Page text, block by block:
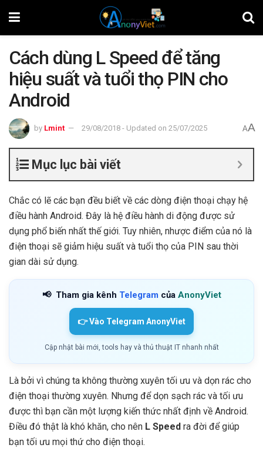
Cách dùng L Speed để tăng
hiệu suất và tuổi thọ PIN cho
Android
by Lmint 29/08/2018 - Updated on 25/07/2025 AA
Mục lục bài viết
Chắc có lẽ các bạn đều biết về các dòng điện thoại chạy hệ
điều hành Android. Đây là hệ điều hành di động được sử
dụng phổ biến nhất thế giới. Tuy nhiên, nhược điểm của nó là
điện thoại sẽ giảm hiệu suất và tuổi thọ của PIN sau thời
gian dài sử dụng.
📢 Tham gia kênh Telegram của AnonyViet
👉 Vào Telegram AnonyViet
Cập nhật bài mới, tools hay và thủ thuật IT nhanh nhất
Là bởi vì chúng ta không thường xuyên tối ưu và dọn rác cho
điện thoại thường xuyên. Nhưng để dọn sạch rác và tối ưu
được thì bạn cần một lượng kiến thức nhất định về Android.
Điều đó thật là khó khăn, cho nên L Speed ra đời để giúp
bạn tối ưu mọi thứ cho điện thoại.